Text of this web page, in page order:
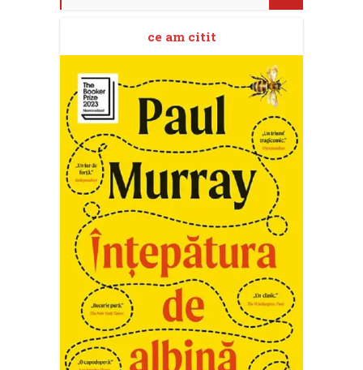
ce am citit